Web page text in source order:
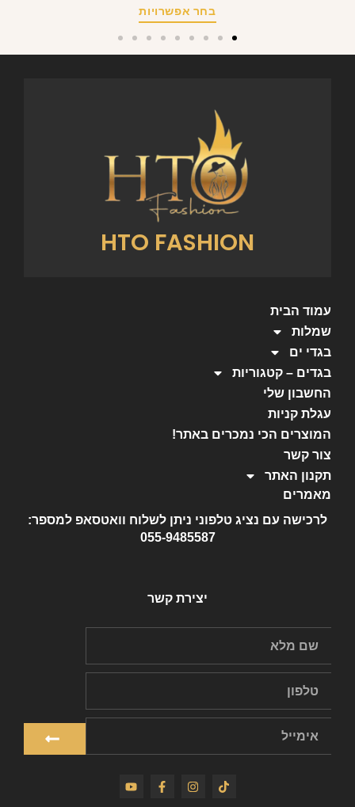
בחר אפשרויות
HTO FASHION
עמוד הבית
שמלות
בגדי ים
בגדים – קטגוריות
החשבון שלי
עגלת קניות
המוצרים הכי נמכרים באתר!
צור קשר
תקנון האתר
מאמרים
לרכישה עם נציג טלפוני ניתן לשלוח וואטסאפ למספר:
055-9485587
יצירת קשר